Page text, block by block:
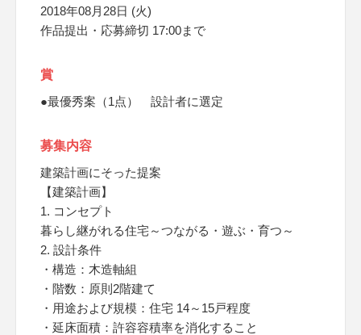
2018年08月28日 (火)
作品提出・応募締切 17:00まで
賞
●最優秀案（1点） 設計者に選定
募集内容
建築計画にそった提案
【建築計画】
1. コンセプト
暮らし継がれる住宅～つながる・遊ぶ・育つ～
2. 設計条件
・構造：木造軸組
・階数：原則2階建て
・用途および規模：住宅 14～15戸程度
・延床面積：許容容積率を消化すること